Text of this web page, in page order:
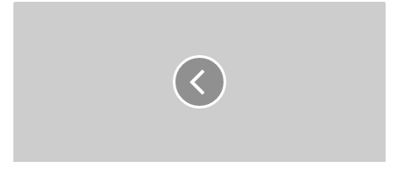
Liga